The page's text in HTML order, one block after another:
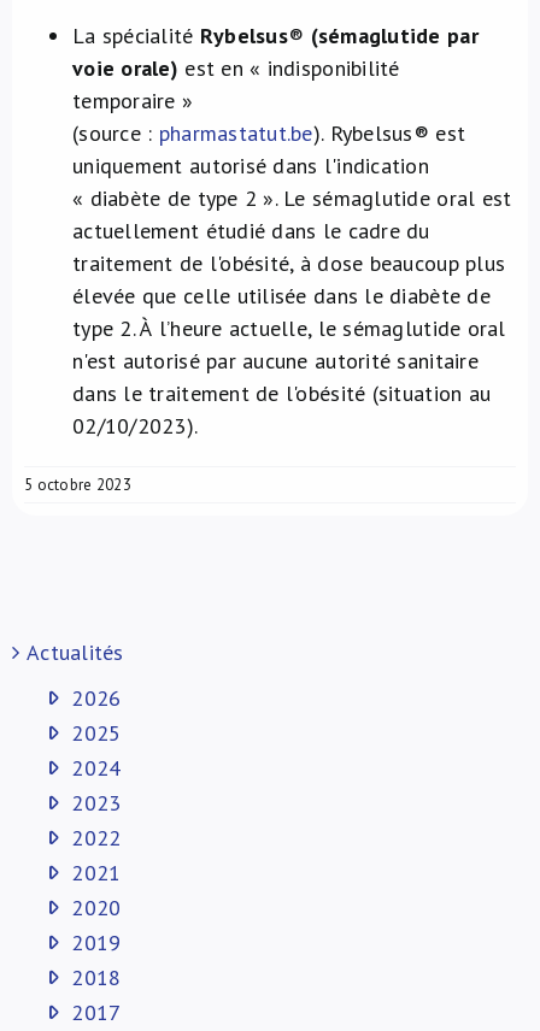
La spécialité Rybelsus® (sémaglutide par
voie orale) est en « indisponibilité
temporaire »
(source : pharmastatut.be). Rybelsus® est
uniquement autorisé dans l'indication
« diabète de type 2 ». Le sémaglutide oral est
actuellement étudié dans le cadre du
traitement de l'obésité, à dose beaucoup plus
élevée que celle utilisée dans le diabète de
type 2. À l’heure actuelle, le sémaglutide oral
n'est autorisé par aucune autorité sanitaire
dans le traitement de l'obésité (situation au
02/10/2023).
5 octobre 2023
Actualités
2026
2025
2024
2023
2022
2021
2020
2019
2018
2017